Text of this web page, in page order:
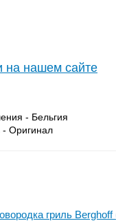
на нашем сайте
- Бельгия
- Оригинал
гриль